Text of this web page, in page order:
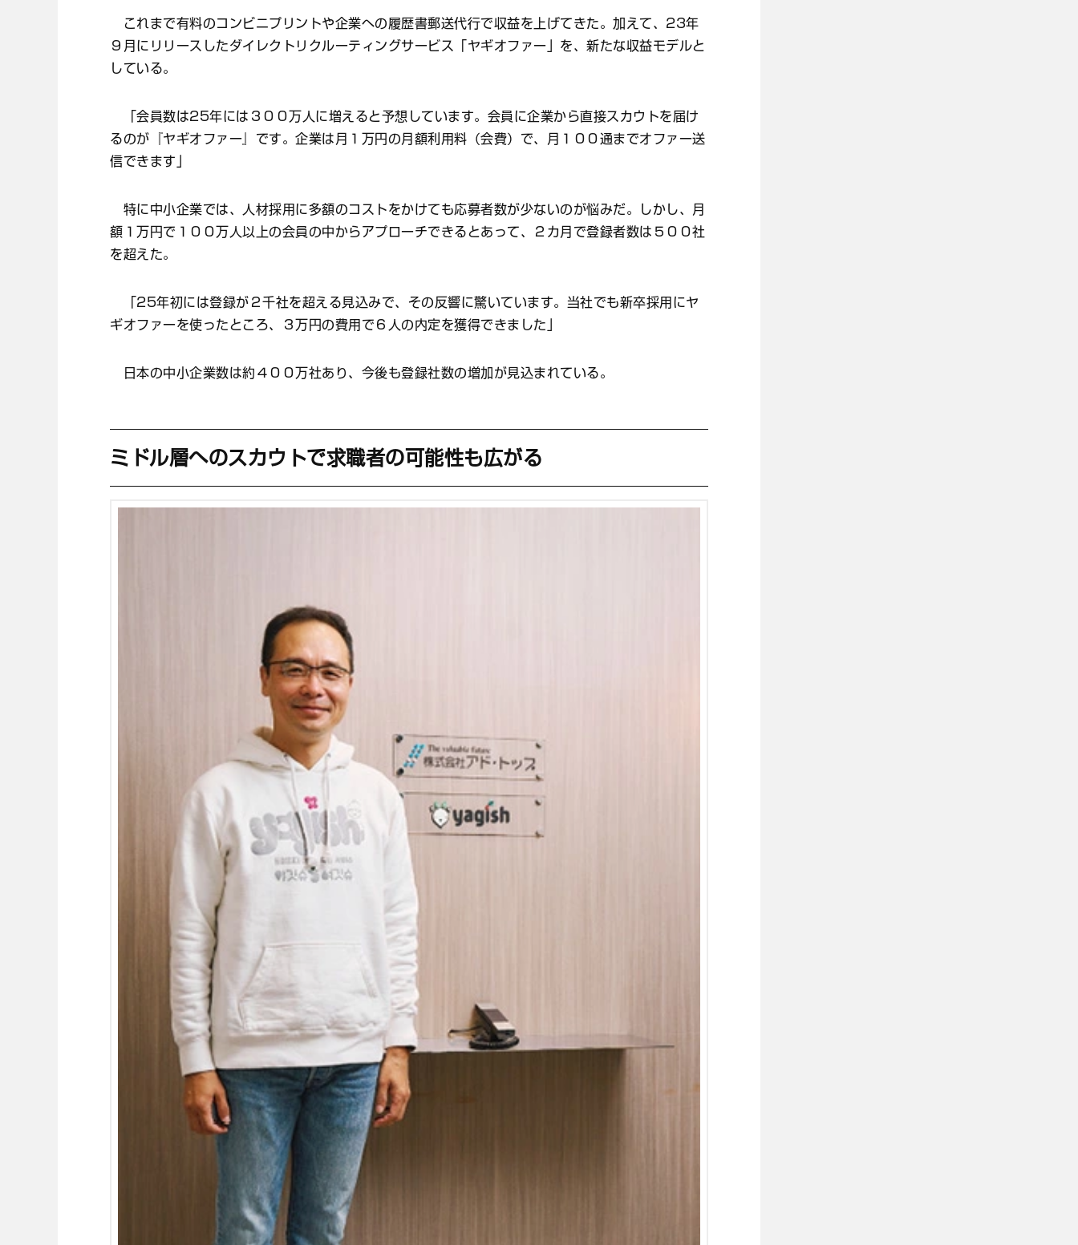
これまで有料のコンビニプリントや企業への履歴書郵送代行で収益を上げてきた。加えて、23年
９月にリリースしたダイレクトリクルーティングサービス「ヤギオファー」を、新たな収益モデルと
している。
「会員数は25年には３００万人に増えると予想しています。会員に企業から直接スカウトを届け
るのが『ヤギオファー』です。企業は月１万円の月額利用料（会費）で、月１００通までオファー送
信できます」
特に中小企業では、人材採用に多額のコストをかけても応募者数が少ないのが悩みだ。しかし、月
額１万円で１００万人以上の会員の中からアプローチできるとあって、２カ月で登録者数は５００社
を超えた。
「25年初には登録が２千社を超える見込みで、その反響に驚いています。当社でも新卒採用にヤ
ギオファーを使ったところ、３万円の費用で６人の内定を獲得できました」
日本の中小企業数は約４００万社あり、今後も登録社数の増加が見込まれている。
ミドル層へのスカウトで求職者の可能性も広がる